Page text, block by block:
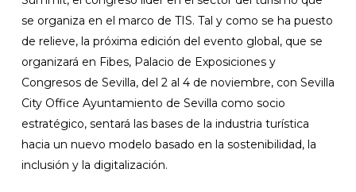
se organiza en el marco de TIS. Tal y como se ha puesto
de relieve, la próxima edición del evento global, que se
organizará en Fibes, Palacio de Exposiciones y
Congresos de Sevilla, del 2 al 4 de noviembre, con Sevilla
City Office Ayuntamiento de Sevilla como socio
estratégico, sentará las bases de la industria turística
hacia un nuevo modelo basado en la sostenibilidad, la
inclusión y la digitalización.